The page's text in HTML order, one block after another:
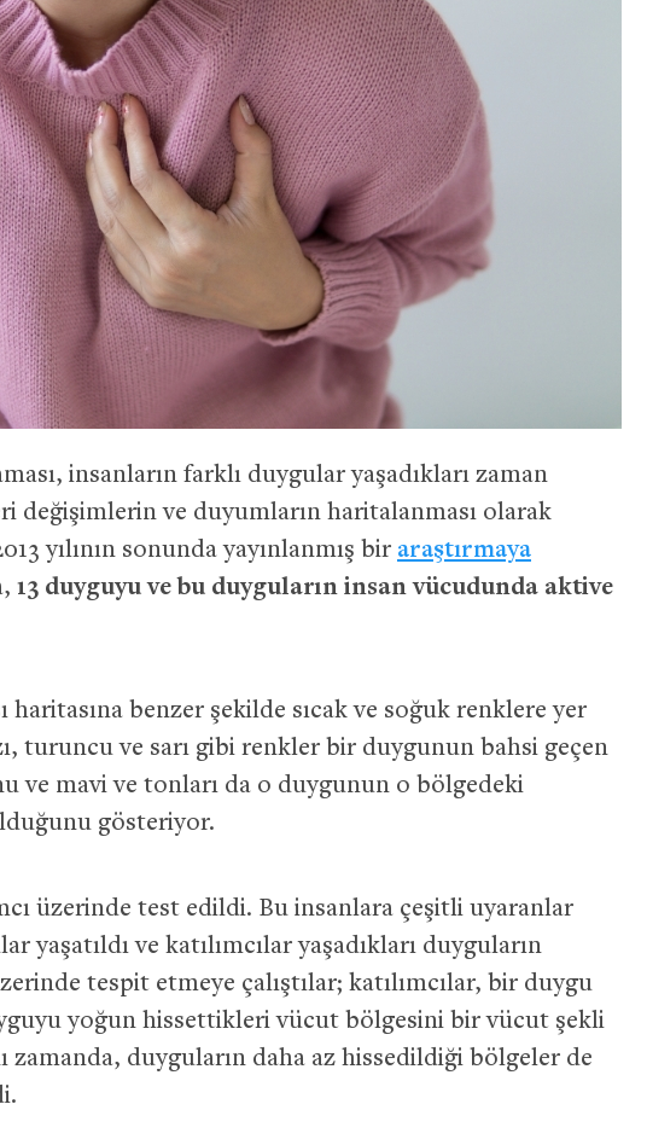
insanların farklı duygular yaşadıkları zaman
değişimlerin ve duyumların haritalanması olarak
yılının sonunda yayınlanmış bir araştırmaya
13 duyguyu ve bu duyguların insan vücudunda aktive
haritasına benzer şekilde sıcak ve soğuk renklere yer
turuncu ve sarı gibi renkler bir duygunun bahsi geçen
ve mavi ve tonları da o duygunun o bölgedeki
gösteriyor.
üzerinde test edildi. Bu insanlara çeşitli uyaranlar
yaşatıldı ve katılımcılar yaşadıkları duyguların
tespit etmeye çalıştılar; katılımcılar, bir duygu
yoğun hissettikleri vücut bölgesini bir vücut şekli
zamanda, duyguların daha az hissedildiği bölgeler de